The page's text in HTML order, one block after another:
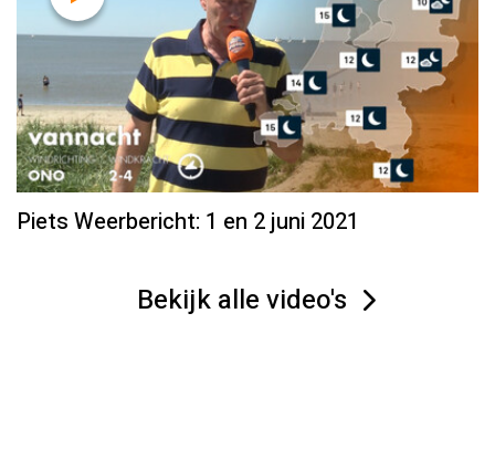
Piets Weerbericht: 1 en 2 juni 2021
Bekijk alle video's